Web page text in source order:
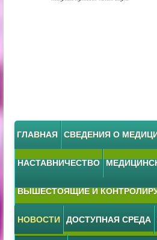
ГЛАВНАЯ СВЕДЕНИЯ О
НАСТАВНИЧЕСТВО
ВЫШЕСТОЯЩИЕ И
НОВОСТИ ДОСТУПНАЯ СРЕДА